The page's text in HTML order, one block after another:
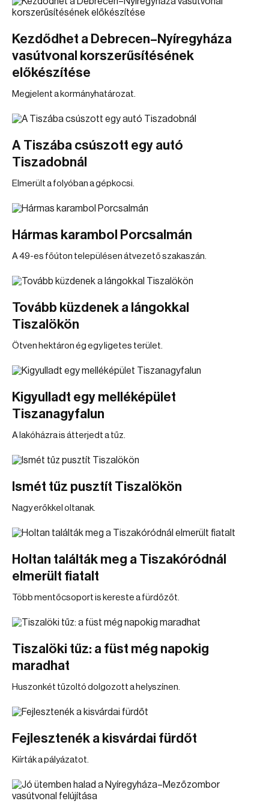
Kezdődhet a Debrecen–Nyíregyháza
vasútvonal korszerűsítésének
előkészítése
Megjelent a kormányhatározat.
A Tiszába csúszott egy autó
Tiszadobnál
Elmerült a folyóban a gépkocsi.
Hármas karambol Porcsalmán
A 49-es főúton településen átvezető szakaszán.
Tovább küzdenek a lángokkal
Tiszalökön
Ötven hektáron ég egy ligetes terület.
Kigyulladt egy melléképület
Tiszanagyfalun
A lakóházra is átterjedt a tűz.
Ismét tűz pusztít Tiszalökön
Nagy erőkkel oltanak.
Holtan találták meg a Tiszakóródnál
elmerült fiatalt
Több mentőcsoport is kereste a fürdőzőt.
Tiszalöki tűz: a füst még napokig
maradhat
Huszonkét tűzoltó dolgozott a helyszínen.
Fejlesztenék a kisvárdai fürdőt
Kiírták a pályázatot.